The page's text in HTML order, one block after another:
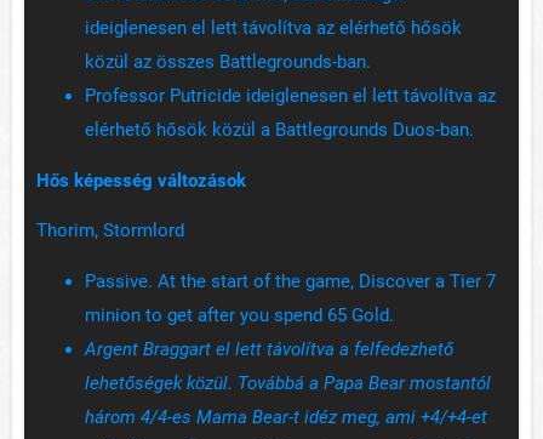
ideiglenesen el lett távolítva az elérhető hősök
közül az összes Battlegrounds-ban.
Professor Putricide ideiglenesen el lett távolítva az
elérhető hősök közül a Battlegrounds Duos-ban.
Hős képesség változások
Thorim, Stormlord
Passive. At the start of the game, Discover a Tier 7
minion to get after you spend 65 Gold.
Argent Braggart el lett távolítva a felfedezhető
lehetőségek közül. Továbbá a Papa Bear mostantól
három 4/4-es Mama Bear-t idéz meg, ami +4/+4-et